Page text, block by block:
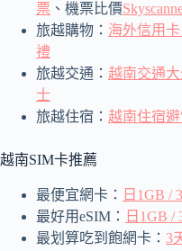
票 、機票比價
旅越購物： 海外信用
禮
旅越交通： 越南交通大
士
旅越住宿： 越南住宿
越南SIM卡推薦
最便宜網卡：
日1GB /
最好用eSIM：
日1GB /
最划算吃到飽網卡： 3